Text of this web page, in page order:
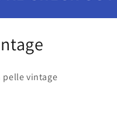
pelle vintage